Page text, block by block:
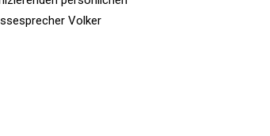
Volker